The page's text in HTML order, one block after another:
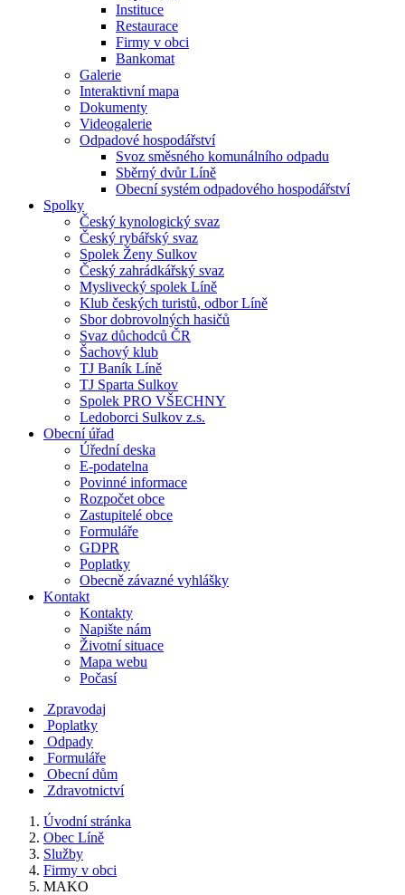
Instituce
Restaurace
Firmy v obci
Bankomat
Galerie
Interaktivní mapa
Dokumenty
Videogalerie
Odpadové hospodářství
Svoz směsného komunálního odpadu
Sběrný dvůr Líně
Obecní systém odpadového hospodářství
Spolky
Český kynologický svaz
Český rybářský svaz
Spolek Ženy Sulkov
Český zahrádkářský svaz
Myslivecký spolek Líně
Klub českých turistů, odbor Líně
Sbor dobrovolných hasičů
Svaz důchodců ČR
Šachový klub
TJ Baník Líně
TJ Sparta Sulkov
Spolek PRO VŠECHNY
Ledoborci Sulkov z.s.
Obecní úřad
Úřední deska
E-podatelna
Povinné informace
Rozpočet obce
Zastupitelé obce
Formuláře
GDPR
Poplatky
Obecně závazné vyhlášky
Kontakt
Kontakty
Napište nám
Životní situace
Mapa webu
Počasí
Zpravodaj
Poplatky
Odpady
Formuláře
Obecní dům
Zdravotnictví
Úvodní stránka
Obec Líně
Služby
Firmy v obci
MAKO